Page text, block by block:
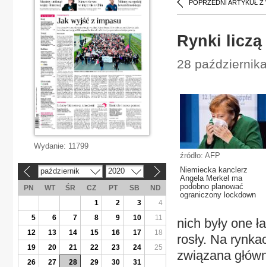
POPRZEDNI ARTYKUŁ Z
Rynki
28
źródło: AFP
Niemiecka kanclerz
Angela Merkel ma
podobno planować
ograniczony lockdown
nich były one
rosły. Na
związana
Wydanie: 11799
październik 2020
PN WT ŚR CZ PT SB
ND
1
2 3
4
5
6 7 8 9 10
11
12
13 14 15 16 17
18
19
20 21 22 23 24
25
26
27 28 29 30 31